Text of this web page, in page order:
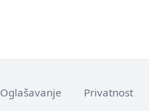
Oglašavanje Privatnost